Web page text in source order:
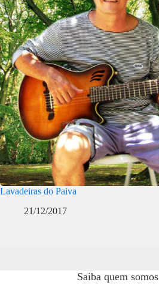
Lavadeiras do Paiva
21/12/2017
Saiba quem somos